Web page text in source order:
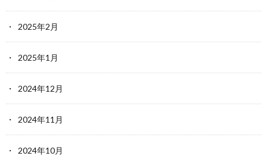
2025年2月
2025年1月
2024年12月
2024年11月
2024年10月